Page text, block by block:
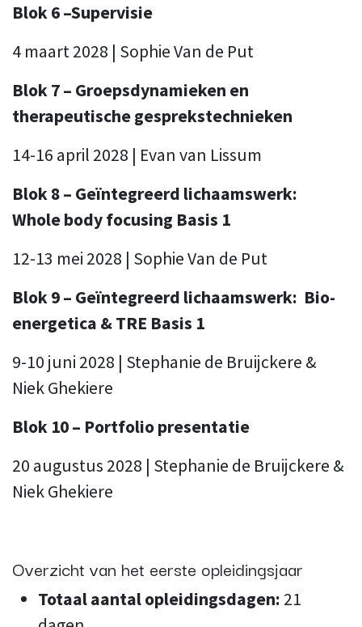
Blok 6 –Supervisie
4 maart 2028 | Sophie Van de Put
Blok 7 – Groepsdynamieken en
therapeutische gesprekstechnieken
14-16 april 2028 | Evan van Lissum
Blok 8 – Geïntegreerd lichaamswerk:
Whole body focusing Basis 1
12-13 mei 2028 | Sophie Van de Put
Blok 9 – Geïntegreerd lichaamswerk: Bio-
energetica & TRE Basis 1
9-10 juni 2028 | Stephanie de Bruijckere &
Niek Ghekiere
Blok 10 – Portfolio presentatie
20 augustus 2028 | Stephanie de Bruijckere &
Niek Ghekiere
Overzicht van het eerste opleidingsjaar
Totaal aantal opleidingsdagen: 21